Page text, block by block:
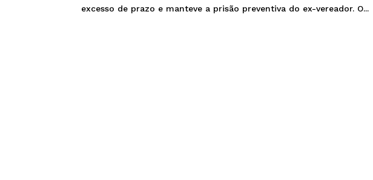
excesso de prazo e manteve a prisão preventiva do ex-vereador. O...